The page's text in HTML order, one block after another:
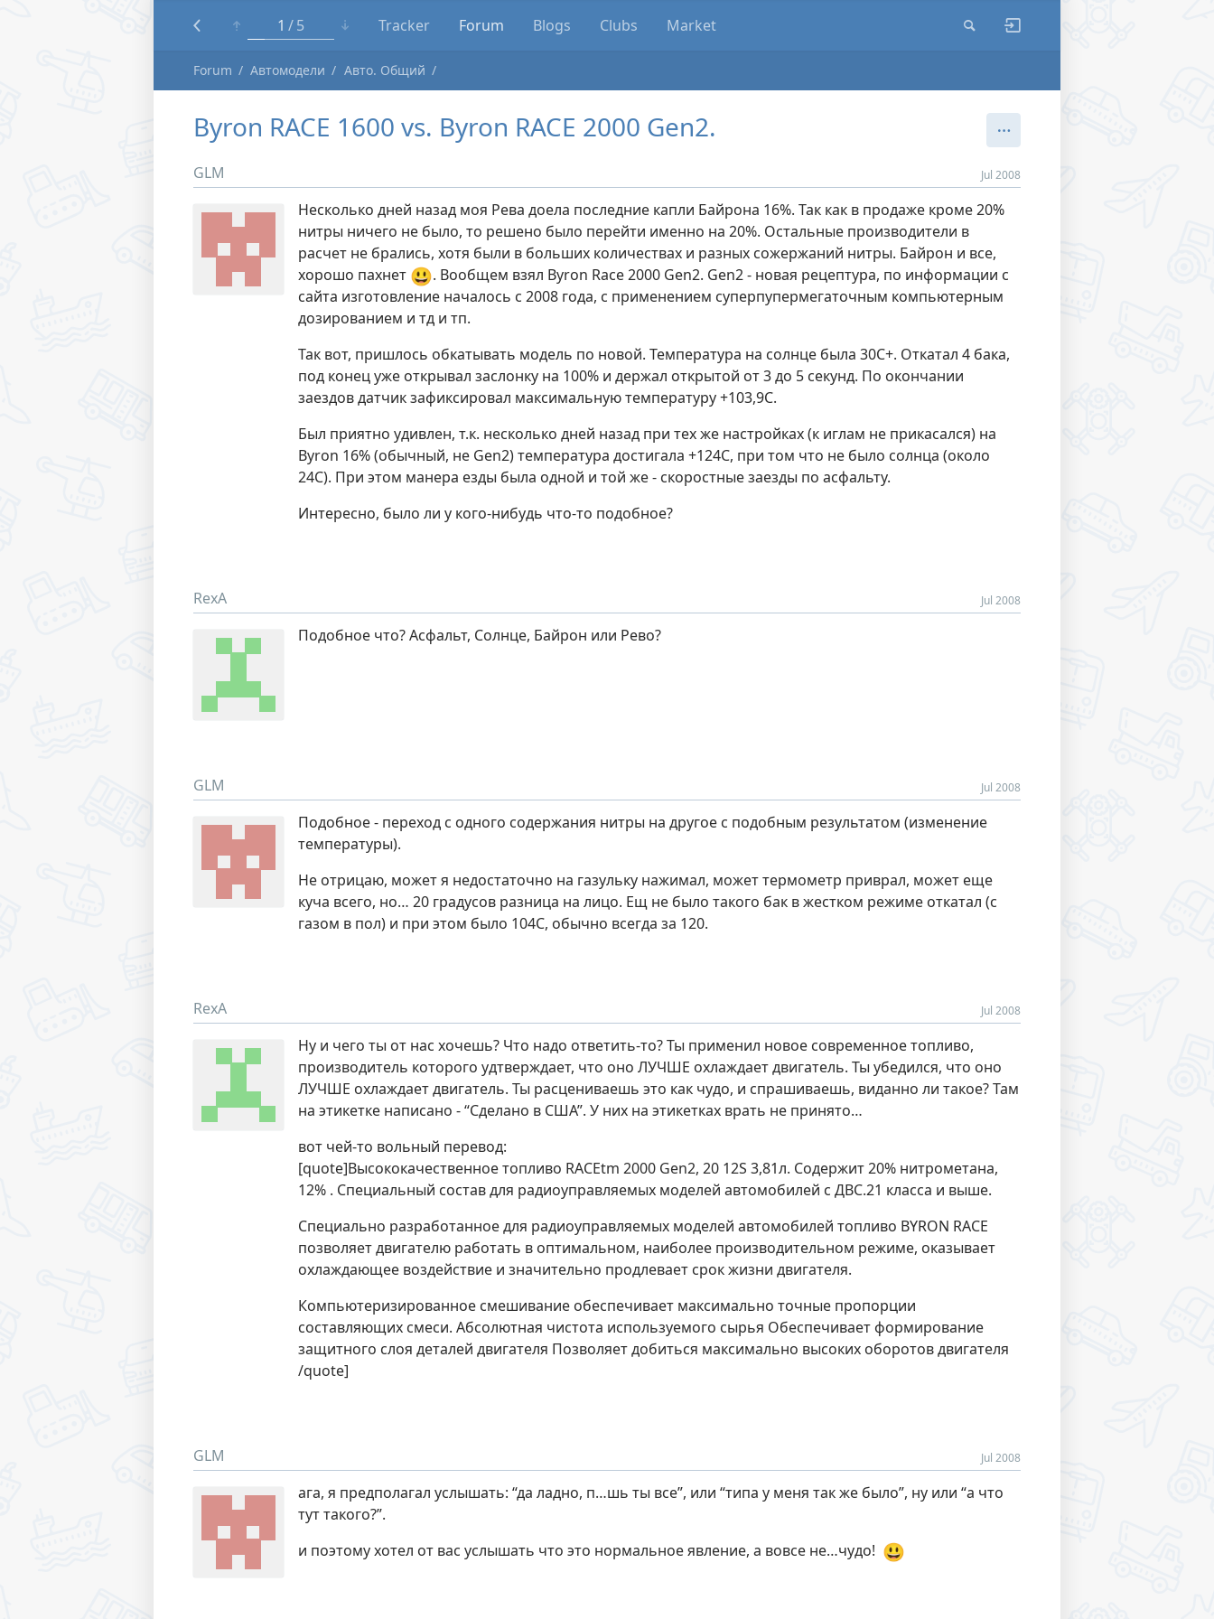
1 5 Tracker Forum Blogs Clubs Market
Forum Автомодели Авто. Общий
Byron RACE 1600 vs. Byron RACE 2000 Gen2.
GLM Jul 2008
Несколько дней назад моя Рева доела последние капли Байрона 16%. Так как в продаже кроме 20%
нитры ничего не было, то решено было перейти именно на 20%. Остальные производители в
расчет не брались, хотя были в больших количествах и разных сожержаний нитры. Байрон и все,
хорошо пахнет 😃. Вообщем взял Byron Race 2000 Gen2. Gen2 - новая рецептура, по информации с
сайта изготовление началось с 2008 года, с применением суперпупермегаточным компьютерным
дозированием и тд и тп.
Так вот, пришлось обкатывать модель по новой. Температура на солнце была 30С+. Откатал 4 бака,
под конец уже открывал заслонку на 100% и держал открытой от 3 до 5 секунд. По окончании
заездов датчик зафиксировал максимальную температуру +103,9С.
Был приятно удивлен, т.к. несколько дней назад при тех же настройках (к иглам не прикасался) на
Byron 16% (обычный, не Gen2) температура достигала +124С, при том что не было солнца (около
24С). При этом манера езды была одной и той же - скоростные заезды по асфальту.
Интересно, было ли у кого-нибудь что-то подобное?
RexA Jul 2008
Подобное что? Асфальт, Солнце, Байрон или Рево?
GLM Jul 2008
Подобное - переход с одного содержания нитры на другое с подобным результатом (изменение
температуры).
Не отрицаю, может я недостаточно на газульку нажимал, может термометр приврал, может еще
куча всего, но… 20 градусов разница на лицо. Ещ не было такого бак в жестком режиме откатал (с
газом в пол) и при этом было 104С, обычно всегда за 120.
RexA Jul 2008
Ну и чего ты от нас хочешь? Что надо ответить-то? Ты применил новое современное топливо,
производитель которого удтверждает, что оно ЛУЧШЕ охлаждает двигатель. Ты убедился, что оно
ЛУЧШЕ охлаждает двигатель. Ты расцениваешь это как чудо, и спрашиваешь, виданно ли такое? Там
на этикетке написано - “Сделано в США”. У них на этикетках врать не принято…
вот чей-то вольный перевод:
[quote]Высококачественное топливо RACEtm 2000 Gen2, 20 12S 3,81л. Содержит 20% нитрометана,
12% . Специальный состав для радиоуправляемых моделей автомобилей с ДВС.21 класса и выше.
Специально разработанное для радиоуправляемых моделей автомобилей топливо BYRON RACE
позволяет двигателю работать в оптимальном, наиболее производительном режиме, оказывает
охлаждающее воздействие и значительно продлевает срок жизни двигателя.
Компьютеризированное смешивание обеспечивает максимально точные пропорции
составляющих смеси. Абсолютная чистота используемого сырья Обеспечивает формирование
защитного слоя деталей двигателя Позволяет добиться максимально высоких оборотов двигателя
/quote]
GLM Jul 2008
ага, я предполагал услышать: “да ладно, п…шь ты все”, или “типа у меня так же было”, ну или “а что
тут такого?”.
и поэтому хотел от вас услышать что это нормальное явление, а вовсе не…чудо! 😃